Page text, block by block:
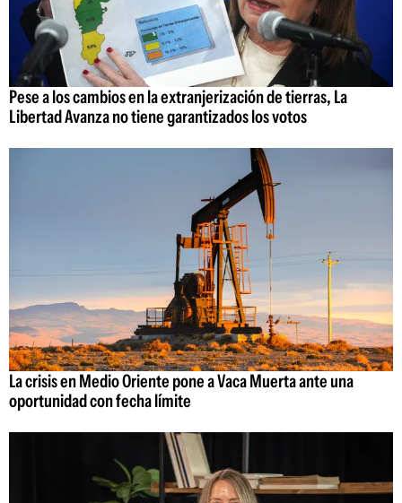
Pese a los cambios en la extranjerización de tierras, La
Libertad Avanza no tiene garantizados los votos
La crisis en Medio Oriente pone a Vaca Muerta ante una
oportunidad con fecha límite